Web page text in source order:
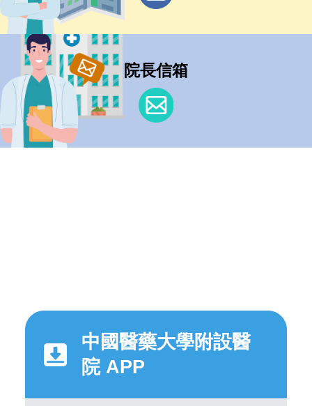
院長信箱
中國醫藥大學附設醫
院 APP